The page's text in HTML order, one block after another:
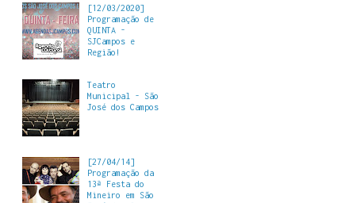
[12/03/2020]
Programação de
QUINTA -
SJCampos e
Região!
Teatro
Municipal - São
José dos Campos
[27/04/14]
Programação da
13ª Festa do
Mineiro em São